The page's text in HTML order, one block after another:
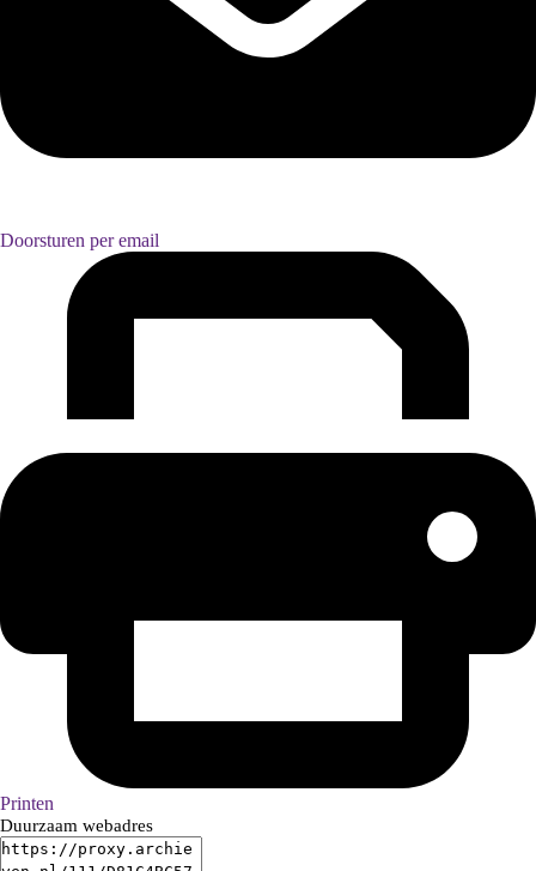
Doorsturen per email
Printen
Duurzaam webadres